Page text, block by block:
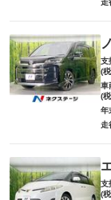
支
(
車
(
年
走
支
(